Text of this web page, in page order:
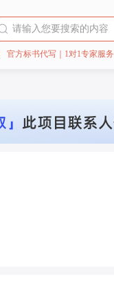
官方标书代写｜1对1专家服务